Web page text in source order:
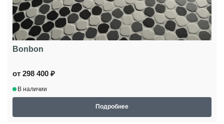
Bonbon
от 298 400 ₽
В наличии
Подробнее